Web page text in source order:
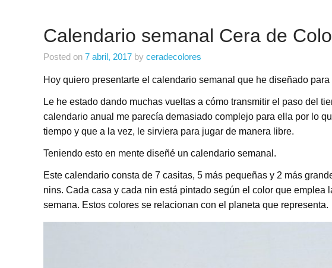
Calendario semanal Cera de
Posted on 7 abril, 2017by ceradecolores
Hoy quiero presentarte el calendario semanal que he diseñado
Le he estado dando muchas vueltas a cómo transmitir el paso del
calendario anual me parecía demasiado complejo para ella por lo
tiempo y que a la vez, le sirviera para jugar de manera libre.
Teniendo esto en mente diseñé un calendario semanal.
Este calendario consta de 7 casitas, 5 más pequeñas y 2 más
nins. Cada casa y cada nin está pintado según el color que emplea
semana. Estos colores se relacionan con el planeta que representa.